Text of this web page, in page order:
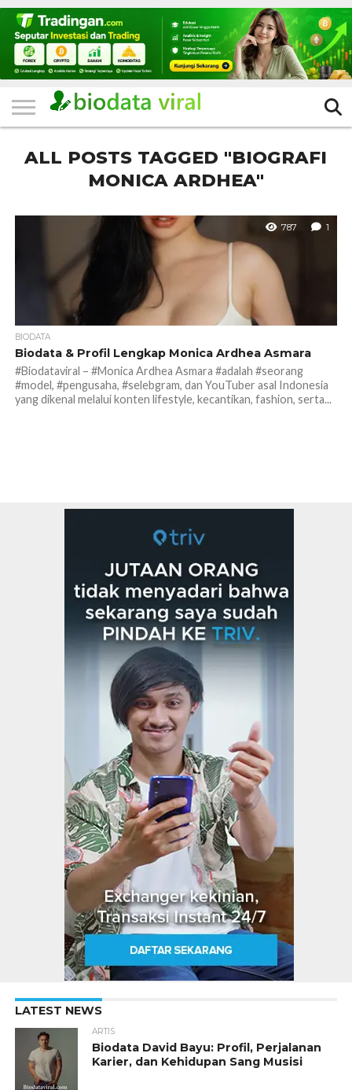
HOME
FILTER
KATEGORI
IKLAN
GRATIS
TERVIRAL
TRADING
KOMUNITAS
BERITA
BISNIS
LAINNYA
ALL POSTS TAGGED "BIOGRAFI
MONICA ARDHEA"
787 1
BIODATA
Biodata & Profil Lengkap Monica Ardhea Asmara
#Biodataviral – #Monica Ardhea Asmara #adalah #seorang
#model, #pengusaha, #selebgram, dan YouTuber asal Indonesia
yang dikenal melalui konten lifestyle, kecantikan, fashion, serta...
LATEST NEWS
ARTIS
Biodata David Bayu: Profil, Perjalanan
Karier, dan Kehidupan Sang Musisi